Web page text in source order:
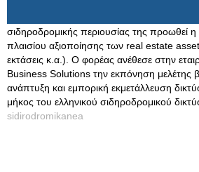
σιδηροδρομικής περιουσίας της προωθεί
πλαισίου αξιοποίησης των real estate
εκτάσεις κ.α.). Ο φορέας ανέθεσε στην
Business Solutions την εκπόνηση μελέτης
ανάπτυξη και εμπορική εκμετάλλευση
μήκος του ελληνικού σιδηροδρομικού
sidirodromikanea